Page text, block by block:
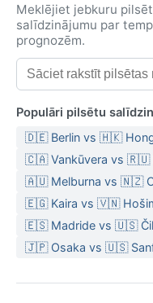
Meklējiet jebkuru
salīdzinājumu par
prognozēm.
Populāri pilsētu
🇩🇪 Berlin vs 🇭🇰 Hong
🇨🇦 Vankūvera vs 🇷🇺
🇦🇺 Melburna vs 🇳🇿
🇪🇬 Kaira vs 🇻🇳
🇪🇸 Madride vs 🇺🇸
🇯🇵 Osaka vs 🇺🇸